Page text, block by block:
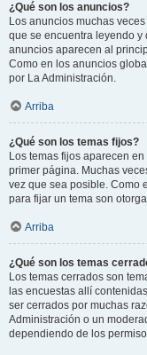
¿Qué son los anuncios?
Los anuncios muchas
que se encuentra leyendo
anuncios aparecen al
Como en los anuncios
por La Administración.
Arriba
¿Qué son los temas fijos?
Los temas fijos aparecen
primer página. Muchas
vez que sea posible. Como
para fijar un tema son
Arriba
¿Qué son los temas
Los temas cerrados son
las encuestas allí
ser cerrados por muchas
Administración o un
dependiendo de los